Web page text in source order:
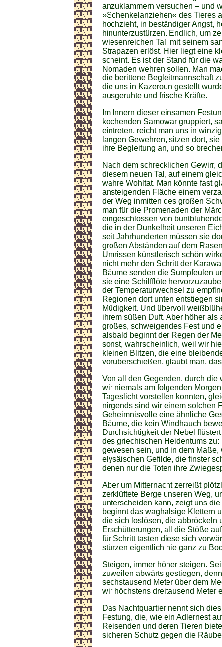
anzuklammern versuchen – und
»Schenkelanziehen« des Tieres
hochzieht, in beständiger Angst,
hinunterzustürzen. Endlich, um
wiesenreichen Tal, mit seinem
Strapazen erlöst. Hier liegt eine
scheint. Es ist der Stand für die
Nomaden wehren sollen. Man
die berittene Begleitmannschaft
die uns in Kazeroun gestellt
ausgeruhte und frische Kräfte.
Im Innern dieser einsamen
kochenden Samowar gruppiert,
eintreten, reicht man uns in
langen Gewehren, sitzen dort,
ihre Begleitung an, und so
Nach dem schrecklichen Gewirr,
diesem neuen Tal, auf einem
wahre Wohltat. Man könnte fast
ansteigenden Fläche einem
der Weg inmitten des großen
man für die Promenaden der
eingeschlossen von
die in der Dunkelheit unseren
seit Jahrhunderten müssen sie
großen Abständen auf dem
Umrissen künstlerisch schön
nicht mehr den Schritt der
Bäume senden die Sumpfeulen
sie eine Schilfflöte
der Temperaturwechsel zu
Regionen dort unten entstiegen
Müdigkeit. Und übervoll
ihrem süßen Duft. Aber höher
großes, schweigendes Fest und
alsbald beginnt der Regen der
sonst, wahrscheinlich, weil wir
kleinen Blitzen, die eine
vorüberschießen, glaubt man,
Von all den Gegenden, durch die
wir niemals am folgenden
Tageslicht vorstellen konnten,
nirgends sind wir einem solchen
Geheimnisvolle eine ähnliche
Bäume, die kein Windhauch
Durchsichtigkeit der Nebel
des griechischen Heidentums
gewesen sein, und in dem
elysäischen Gefilde, die finster
denen nur die Toten ihre
Aber um Mitternacht zerreißt
zerklüftete Berge unseren Weg,
unterscheiden kann, zeigt uns
beginnt das waghalsige Klettern
die sich loslösen, die abbröckeln
Erschütterungen, all die Stöße
für Schritt tasten diese sich
stürzen eigentlich nie ganz zu
Steigen, immer höher steigen.
zuweilen abwärts gestiegen,
sechstausend Meter über dem
wir höchstens dreitausend Meter
Das Nachtquartier nennt sich
Festung, die, wie ein Adlernest
Reisenden und deren Tieren
sicheren Schutz gegen die